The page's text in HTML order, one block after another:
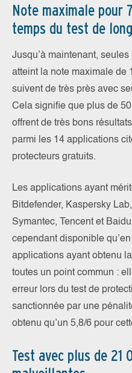
Note maximale pour
temps du test de
Jusqu’à maintenant,
atteint la note maximale de
suivent de très près avec
Cela signifie que plus de
offrent de très bons
parmi les 14 applications
protecteurs gratuits.
Les applications ayant
Bitdefender, Kaspersky
Symantec, Tencent et
cependant disponible
applications ayant obtenu
toutes un point commun :
erreur lors du test de
sanctionnée par une
obtenu qu’un 5,8/6 pour
Test avec plus de 21